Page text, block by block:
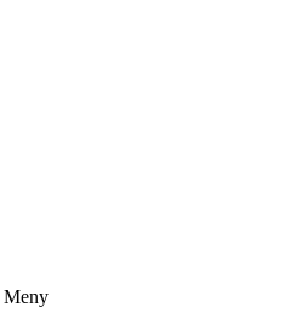
Meny